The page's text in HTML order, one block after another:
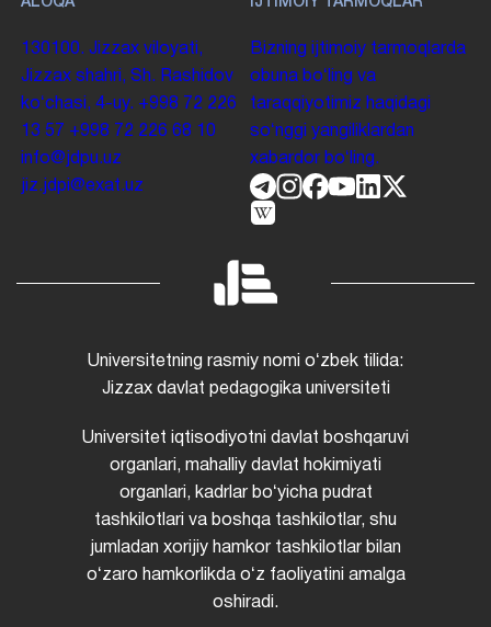
ALOQA
130100. Jizzax viloyati,
Jizzax shahri, Sh. Rashidov
koʻchasi, 4-uy. +998 72 226
13 57 +998 72 226 68 10
info@jdpu.uz
jiz.jdpi@exat.uz
IJTIMOIY TARMOQLAR
Bizning ijtimoiy tarmoqlarda
obuna boʻling va
taraqqiyotimiz haqidagi
soʻnggi yangiliklardan
xabardor boʻling.
Universitetning rasmiy nomi oʻzbek tilida:
Jizzax davlat pedagogika universiteti
Universitet iqtisodiyotni davlat boshqaruvi
organlari, mahalliy davlat hokimiyati
organlari, kadrlar boʻyicha pudrat
tashkilotlari va boshqa tashkilotlar, shu
jumladan xorijiy hamkor tashkilotlar bilan
oʻzaro hamkorlikda oʻz faoliyatini amalga
oshiradi.